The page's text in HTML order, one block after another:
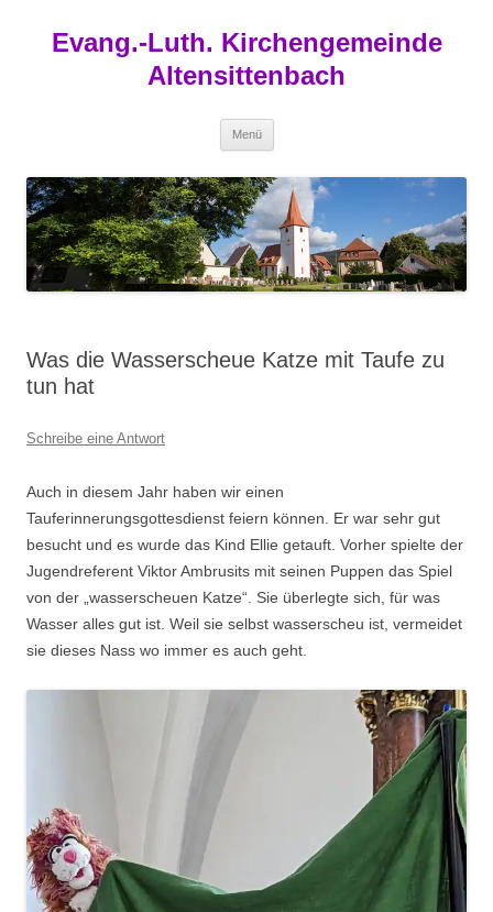
springen
Evang.-Luth. Kirchengemeinde
Altensittenbach
Menü
Was die Wasserscheue Katze mit Taufe zu
tun hat
Schreibe eine Antwort
Auch in diesem Jahr haben wir einen
Tauferinnerungsgottesdienst feiern können. Er war sehr gut
besucht und es wurde das Kind Ellie getauft. Vorher spielte der
Jugendreferent Viktor Ambrusits mit seinen Puppen das Spiel
von der „wasserscheuen Katze“. Sie überlegte sich, für was
Wasser alles gut ist. Weil sie selbst wasserscheu ist, vermeidet
sie dieses Nass wo immer es auch geht.